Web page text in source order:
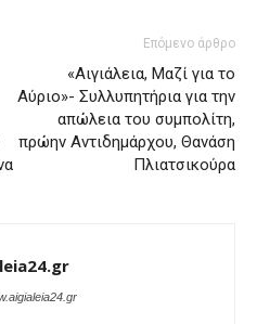
Επόμενο άρθρο
«Αιγιάλεια, Μαζί για το
Αύριο»- Συλλυπητήρια για την
απώλεια του συμπολίτη,
πρώην Αντιδημάρχου, Θανάση
Πλιατσικούρα